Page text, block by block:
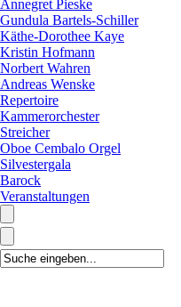
Annegret Pieske
Gundula Bartels-Schiller
Käthe-Dorothee Kaye
Kristin Hofmann
Norbert Wahren
Andreas Wenske
Repertoire
Kammerorchester
Streicher
Oboe Cembalo Orgel
Silvestergala
Barock
Veranstaltungen